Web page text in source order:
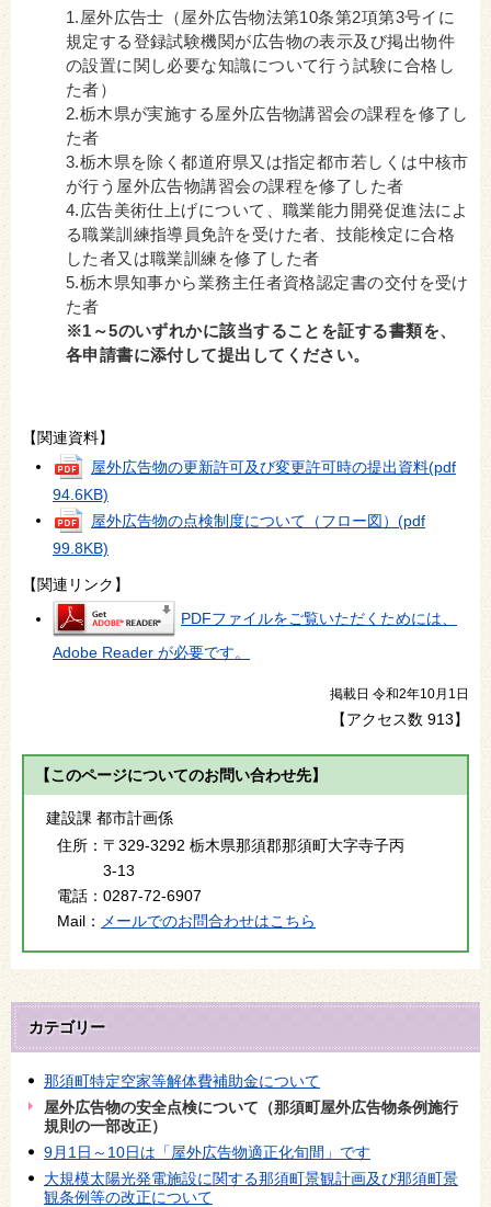
1.屋外広告士（屋外広告物法第10条第2項第3号イに
規定する登録試験機関が広告物の表示及び掲出物件
の設置に関し必要な知識について行う試験に合格し
た者）
2.栃木県が実施する屋外広告物講習会の課程を修了し
た者
3.栃木県を除く都道府県又は指定都市若しくは中核市
が行う屋外広告物講習会の課程を修了した者
4.広告美術仕上げについて、職業能力開発促進法によ
る職業訓練指導員免許を受けた者、技能検定に合格
した者又は職業訓練を修了した者
5.栃木県知事から業務主任者資格認定書の交付を受け
た者
※1～5のいずれかに該当することを証する書類を、
各申請書に添付して提出してください。
【関連資料】
屋外広告物の更新許可及び変更許可時の提出資料(pdf
94.6KB)
屋外広告物の点検制度について（フロー図） (pdf
99.8KB)
【関連リンク】
PDFファイルをご覧いただくためには、
Adobe Reader が必要です。
掲載日 令和2年10月1日
【アクセス数 913】
【このページについてのお問い合わせ先】
建設課 都市計画係
住所： 〒329-3292 栃木県那須郡那須町大字寺子丙
3-13
電話： 0287-72-6907
Mail：
メールでのお問合わせはこちら
カテゴリー
那須町特定空家等解体費補助金について
屋外広告物の安全点検について（那須町屋外広告物条例施行
規則の一部改正）
9月1日～10日は「屋外広告物適正化旬間」です
大規模太陽光発電施設に関する那須町景観計画及び那須町景
観条例等の改正について